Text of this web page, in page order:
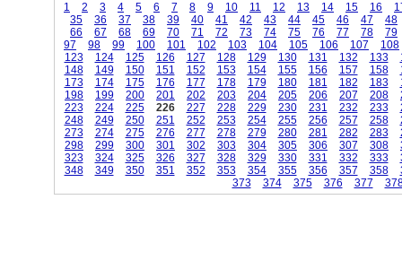
1
2 3 4 5 6 7 8 9 10 11 12 13 14 15 16
35
36 37 38 39 40 41 42 43 44 45 46 47
48
66
67 68 69 70 71 72 73 74 75 76 77 78
79
97
98 99 100 101 102 103 104 105 106 107
108
123
124 125 126 127 128 129 130 131 132 133
148
149 150 151 152 153 154 155 156 157 158
173
174 175 176 177 178 179 180 181 182 183
198
199 200 201 202 203 204 205 206 207 208
223
224 225 226 227 228 229 230 231 232 233
248
249 250 251 252 253 254 255 256 257 258
273
274 275 276 277 278 279 280 281 282 283
298
299 300 301 302 303 304 305 306 307 308
323
324 325 326 327 328 329 330 331 332 333
348
349 350 351 352 353 354 355 356 357 358
373
374 375 376 377